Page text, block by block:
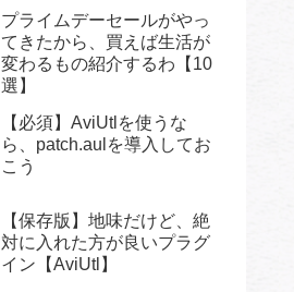
プライムデーセールがやっ
てきたから、買えば生活が
変わるもの紹介するわ【10
選】
【必須】AviUtlを使うな
ら、patch.aulを導入してお
こう
【保存版】地味だけど、絶
対に入れた方が良いプラグ
イン【AviUtl】